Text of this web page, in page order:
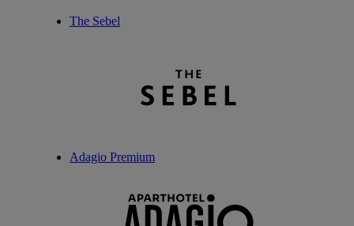
The Sebel
Adagio Premium